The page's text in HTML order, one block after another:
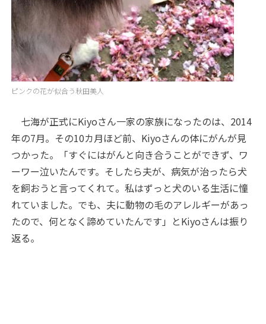
ピンクの花が似合う秋田美人
七海が正式にKiyoさん一家の家族になったのは、2014
年の7月。その10カ月ほど前、Kiyoさんの体にがんが見
つかった。「すぐにはがんと向き合うことができず、ワ
ーワー泣いたんです。そしたら夫が、病気が治ったら犬
を飼おうと言ってくれて。私はずっと犬のいる生活に憧
れていました。でも、夫に動物の毛のアレルギーがあっ
たので、何となく諦めていたんです」とKiyoさんは振り
返る。